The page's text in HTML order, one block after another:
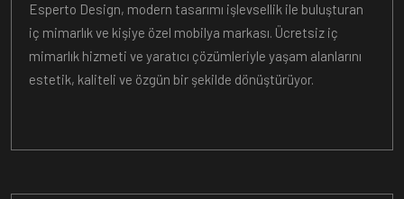
Esperto Design, modern tasarımı işlevsellik ile buluşturan
iç mimarlık ve kişiye özel mobilya markası. Ücretsiz iç
mimarlık hizmeti ve yaratıcı çözümleriyle yaşam alanlarını
estetik, kaliteli ve özgün bir şekilde dönüştürüyor.